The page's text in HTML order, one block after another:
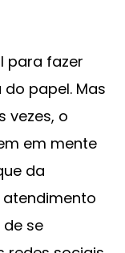
para fazer
papel. Mas
vezes, o
em mente
da
atendimento
se